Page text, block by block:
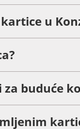
u
buduće